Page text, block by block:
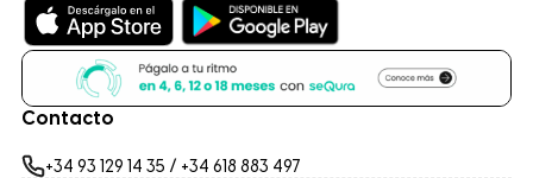
Contacto
+34 93 129 14 35 / +34 618 883 497